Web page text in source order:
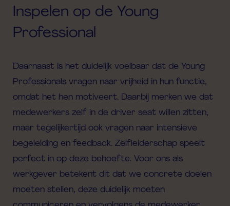
Inspelen op de Young
Professional
Daarnaast is het duidelijk voelbaar dat de Young
Professionals vragen naar vrijheid in hun functie,
omdat het hen motiveert. Daarbij merken we dat
medewerkers zelf in de driver seat willen zitten,
maar tegelijkertijd ook vragen naar intensieve
begeleiding en feedback. Zelfleiderschap speelt
perfect in op deze behoefte. Voor ons als
werkgever betekent dit dat we concrete doelen
moeten stellen, deze duidelijk moeten